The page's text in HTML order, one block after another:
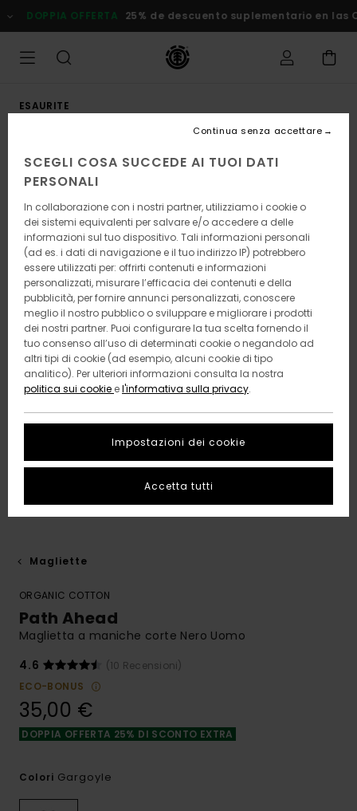
alle
informazioni
prodotto
DOPPIA OFFERTA 25% de descuento suplementario en
ESAURITE
Magliette
ORGANIC COTTON
Path Ahead
Maglietta a maniche corte Nero Uomo
4.6
(10 Recensioni)
ECO-BONUS
35,00 €
DOPPIA OFFERTA 25% DI SCONTO EXTRA
Colori Gargoyle
SCEGLI COSA SUCCEDE AI TUOI DATI
PERSONALI
In collaborazione con i nostri partner, utilizziamo i cookie o
dei sistemi equivalenti per salvare e/o accedere a delle
informazioni sul tuo dispositivo. Tali informazioni personali
(ad es. i dati di navigazione e il tuo indirizzo IP) potrebbero
essere utilizzati per: offrirti contenuti e informazioni
personalizzati, misurare l’efficacia dei contenuti e della
pubblicità, per fornire annunci personalizzati, conoscere
meglio il nostro pubblico o sviluppare e migliorare i prodotti
dei nostri partner. Puoi configurare la tua scelta fornendo il
tuo consenso all’uso di determinati cookie o negandolo ad
altri tipi di cookie (ad esempio, alcuni cookie di tipo
analitico). Per ulteriori informazioni consulta la nostra
politica sui cookie el'informativa sulla privacy.
Impostazioni dei cookie
Continua senza accettare
Accetta tutti